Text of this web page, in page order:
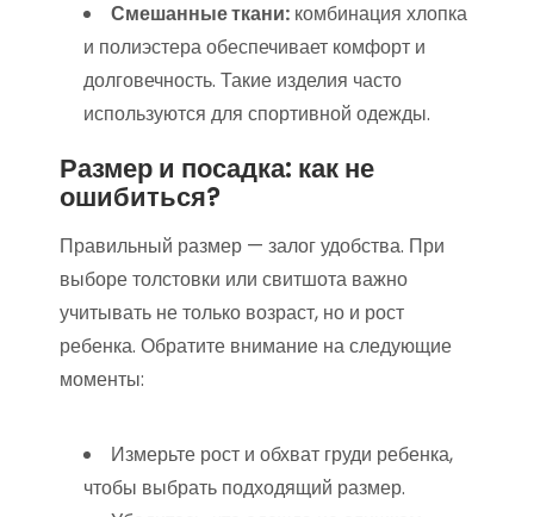
Смешанные ткани: комбинация хлопка
и полиэстера обеспечивает комфорт и
долговечность. Такие изделия часто
используются для спортивной одежды.
Размер и посадка: как не
ошибиться?
Правильный размер — залог удобства. При
выборе толстовки или свитшота важно
учитывать не только возраст, но и рост
ребенка. Обратите внимание на следующие
моменты:
Измерьте рост и обхват груди ребенка,
чтобы выбрать подходящий размер.